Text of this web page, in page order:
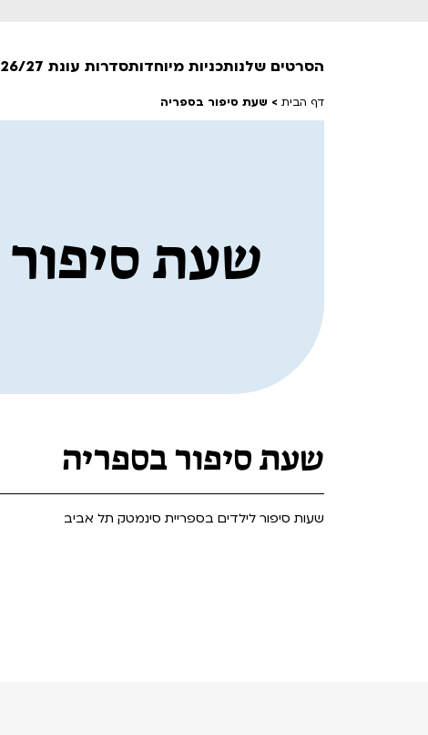
הסרטים שלנו
לילדים ולכל המשפחה
הקרנות על פופים
אפטר בסינמטק
לפי ימים
תכניות מיוחדותסדרות עונת 26/27
דף הבית > שעת סיפור בספריה
שעת
שעת סיפור בספריה
שעות סיפור לילדים בספריית סינמטק תל אביב